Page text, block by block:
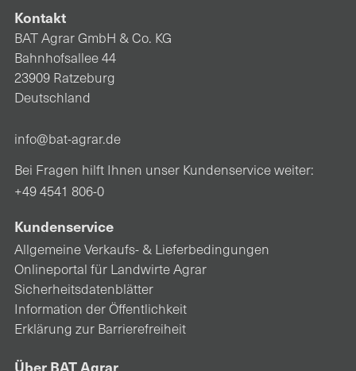
Kontakt
BAT Agrar GmbH & Co. KG
Bahnhofsallee 44
23909 Ratzeburg
Deutschland
info@bat-agrar.de
Bei Fragen hilft Ihnen unser Kundenservice weiter:
+49 4541 806-0
Kundenservice
Allgemeine Verkaufs- & Lieferbedingungen
Onlineportal für Landwirte Agrar
Sicherheitsdatenblätter
Information der Öffentlichkeit
Erklärung zur Barrierefreiheit